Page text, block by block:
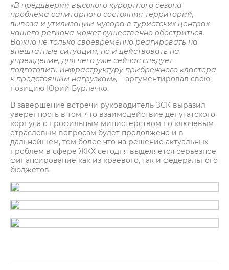
«В преддверии высокого курортного сезона
проблема санитарного состояния территорий,
вывоза и утилизации мусора в туристских центрах
нашего региона может существенно обостриться.
Важно не только своевременно реагировать на
внештатные ситуации, но и действовать на
упреждение, для чего уже сейчас следует
подготовить инфраструктуру прибрежного кластера
к предстоящим нагрузкам», – аргументировал свою
позицию Юрий Бурлачко.
В завершение встречи руководитель ЗСК выразил
уверенность в том, что взаимодействие депутатского
корпуса с профильным министерством по ключевым
отраслевым вопросам будет продолжено и в
дальнейшем, тем более что на решение актуальных
проблем в сфере ЖКХ сегодня выделяется серьезное
финансирование как из краевого, так и федерального
бюджетов.